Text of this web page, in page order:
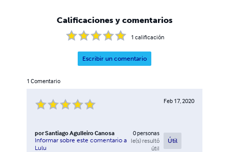
Calificaciones y comentarios
1 calificación
Escribir un comentario
1 Comentario
Feb 17, 2020
porSantiago Agulleiro Canosa
Informar sobre este comentario a
Lulu
0personas
le(s) resultó
útil
Útil